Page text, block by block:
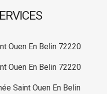
Ouen En Belin 72220
Ouen En Belin 72220
Saint Ouen En Belin